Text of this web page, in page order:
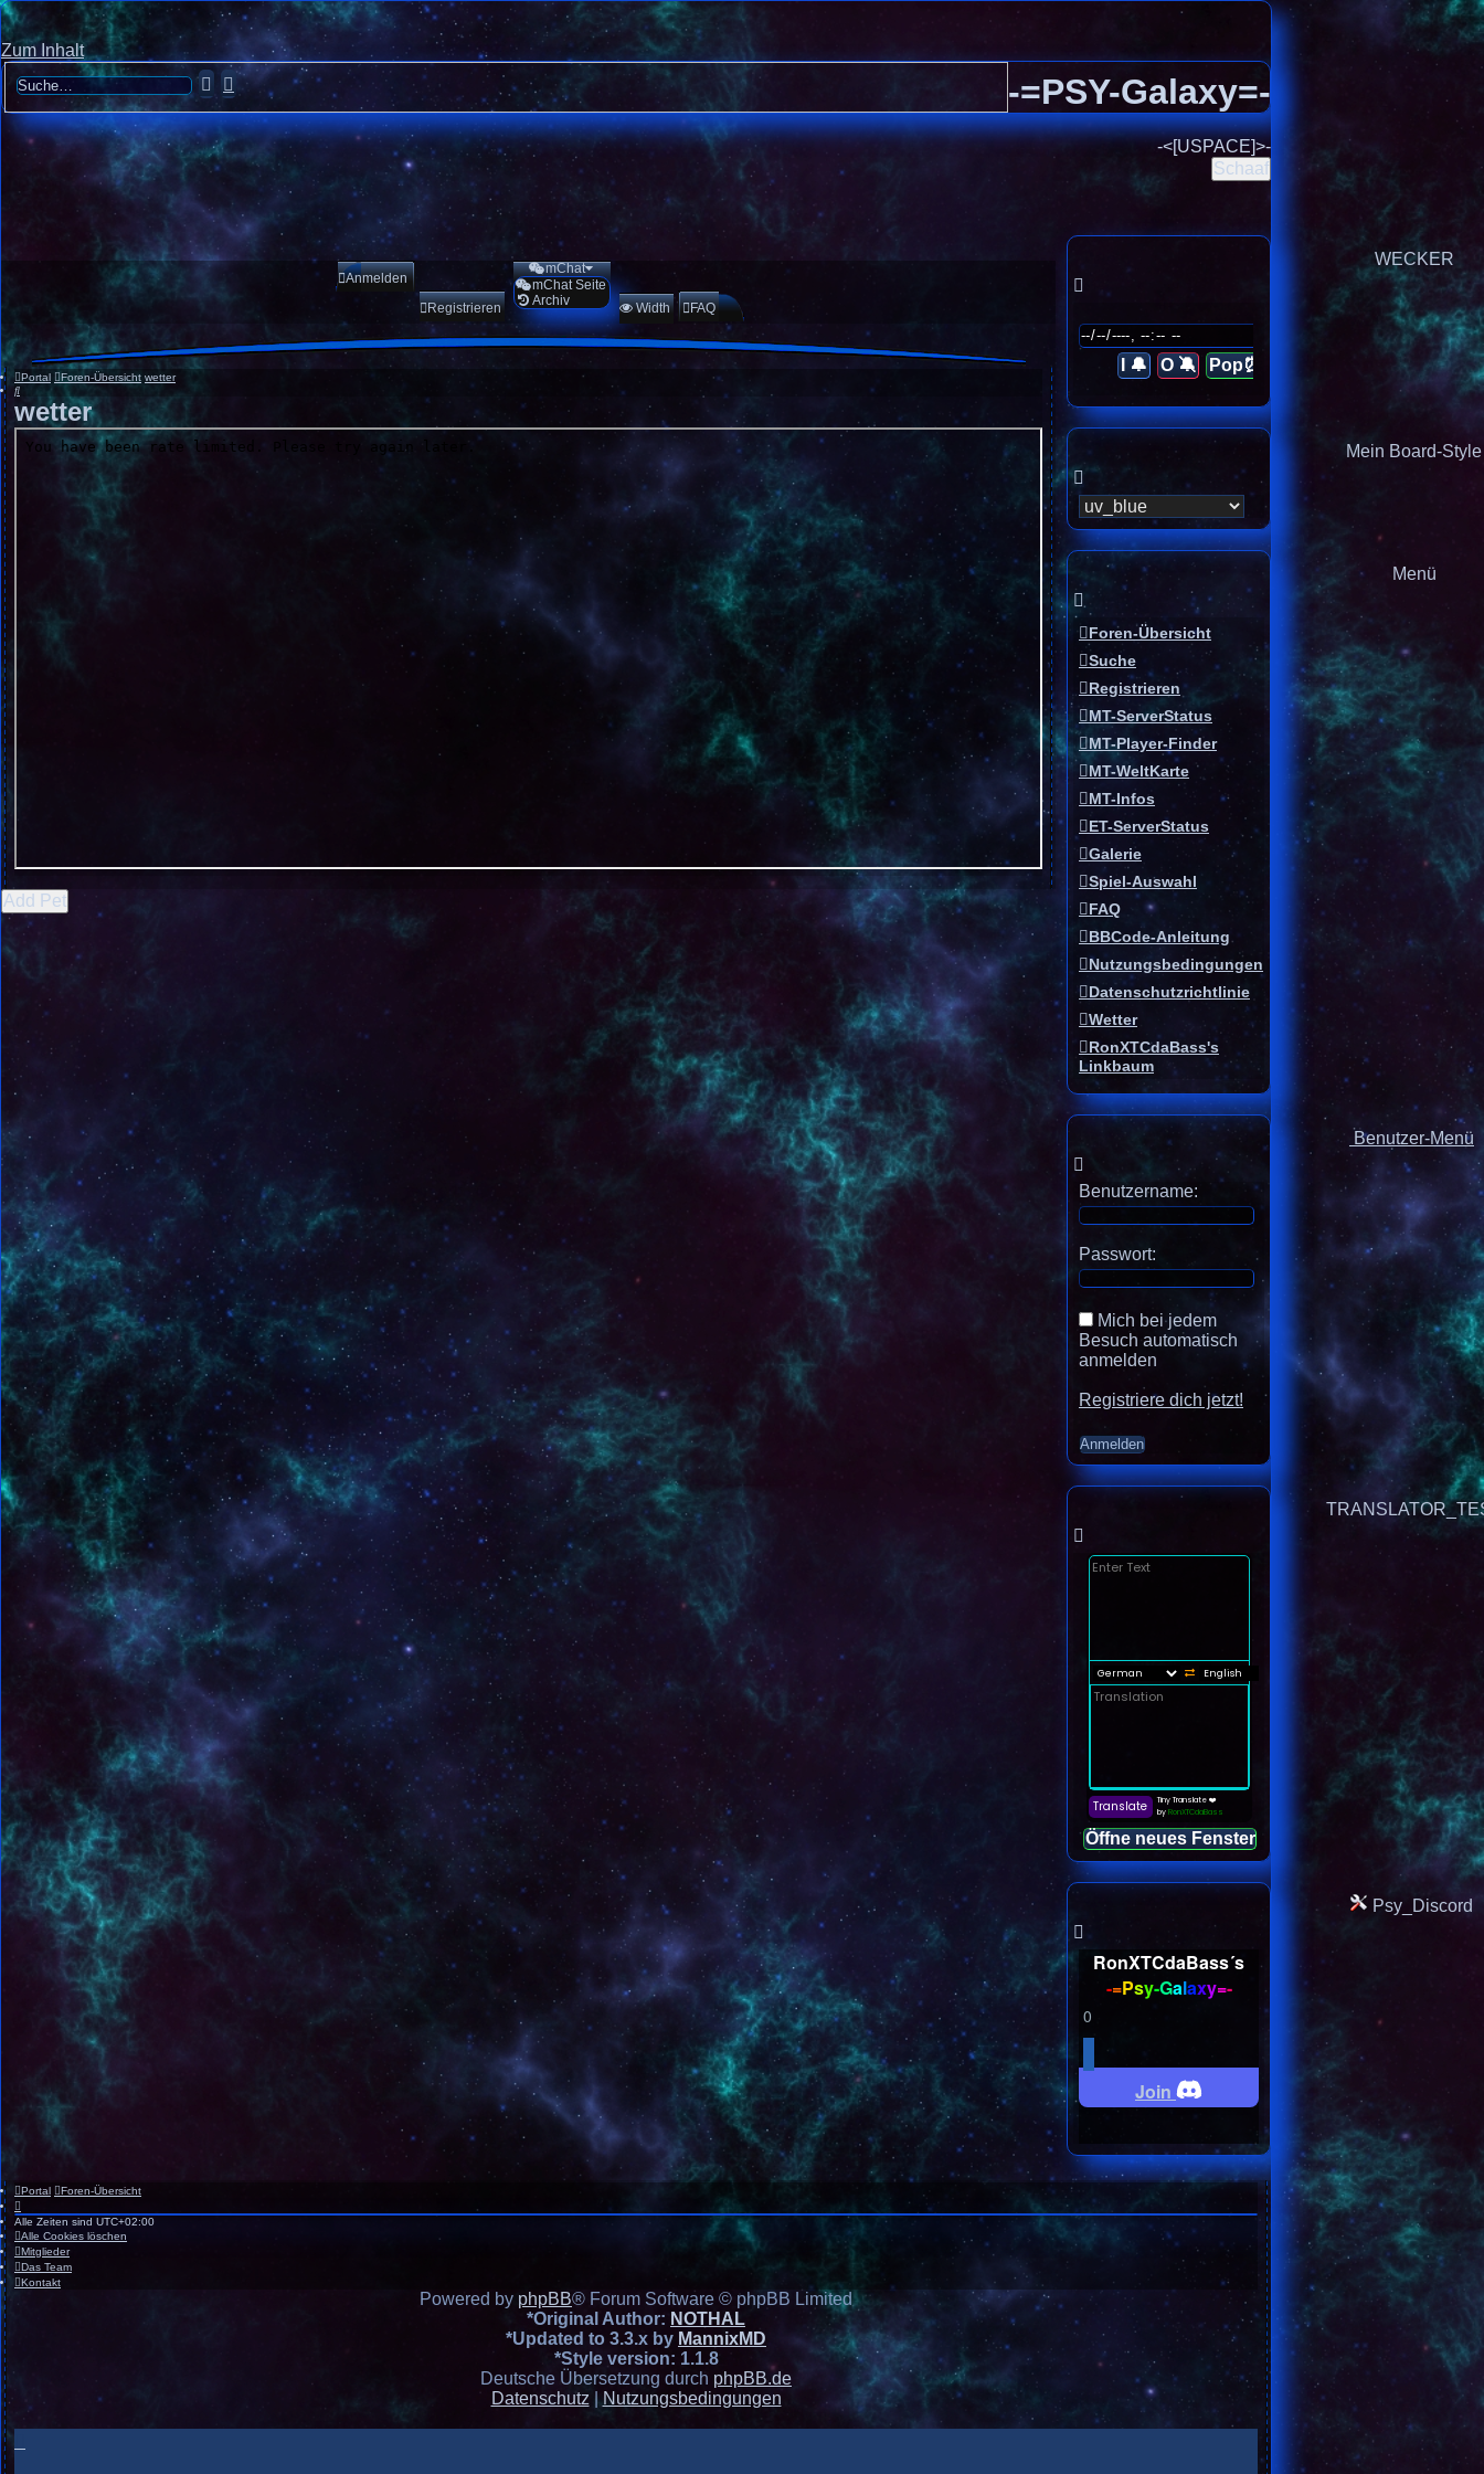
-=PSY-Galaxy=-
-<[USPACE]>-
Schaaf
Zum Inhalt
Suche
Erweiterte
Suche
Anmelden
Registrieren
mChat
mChat Seite
Archiv
Width FAQ
Portal Foren-Übersicht wetter
Suche
wetter
Add Pet
WECKER
I 🔔 O 🔕 Pop⏰
Mein Board-Style
Menü
Foren-Übersicht
Suche
Registrieren
MT-ServerStatus
MT-Player-Finder
MT-WeltKarte
MT-Infos
ET-ServerStatus
Galerie
Spiel-Auswahl
FAQ
BBCode-Anleitung
Nutzungsbedingungen
Datenschutzrichtlinie
Wetter
RonXTCdaBass's
Linkbaum
Benutzer-Menü
Benutzername:
Passwort:
Mich bei jedem
Besuch automatisch
anmelden
Registriere dich jetzt!
Öffne neues Fenster
Psy_Discord
RonXTCdaBass´s
-=Psy-Galaxy=-
0
Join
Portal Foren-Übersicht
Alle Zeiten sind UTC+02:00
Alle Cookies löschen
Mitglieder
Das Team
Kontakt
Powered by phpBB® Forum Software © phpBB Limited
*Original Author: NOTHAL
*Updated to 3.3.x by MannixMD
*Style version: 1.1.8
Deutsche Übersetzung durch phpBB.de
Datenschutz |Nutzungsbedingungen